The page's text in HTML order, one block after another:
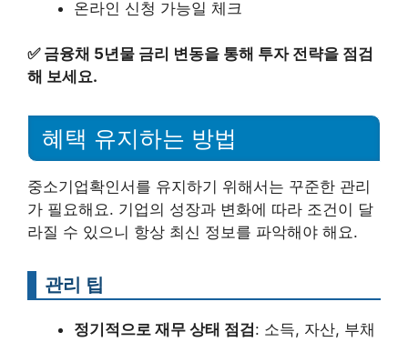
온라인 신청 가능일 체크
✅ 금융채 5년물 금리 변동을 통해 투자 전략을 점검
해 보세요.
혜택 유지하는 방법
중소기업확인서를 유지하기 위해서는 꾸준한 관리
가 필요해요. 기업의 성장과 변화에 따라 조건이 달
라질 수 있으니 항상 최신 정보를 파악해야 해요.
관리 팁
정기적으로 재무 상태 점검 : 소득, 자산, 부채